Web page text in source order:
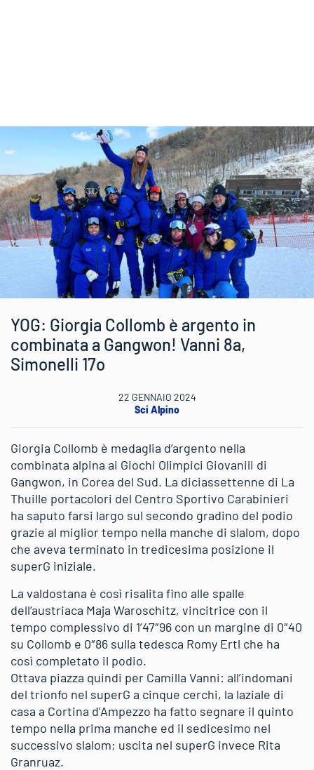
YOG: Giorgia Collomb è argento in
combinata a Gangwon! Vanni 8a,
Simonelli 17o
22 GENNAIO 2024
Sci Alpino
Giorgia Collomb è medaglia d’argento nella
combinata alpina ai Giochi Olimpici Giovanili di
Gangwon, in Corea del Sud. La diciassettenne di La
Thuille portacolori del Centro Sportivo Carabinieri
ha saputo farsi largo sul secondo gradino del podio
grazie al miglior tempo nella manche di slalom, dopo
che aveva terminato in tredicesima posizione il
superG iniziale.
La valdostana è così risalita fino alle spalle
dell’austriaca Maja Waroschitz, vincitrice con il
tempo complessivo di 1’47″96 con un margine di 0″40
su Collomb e 0″86 sulla tedesca Romy Ertl che ha
così completato il podio.
Ottava piazza quindi per Camilla Vanni: all’indomani
del trionfo nel superG a cinque cerchi, la laziale di
casa a Cortina d’Ampezzo ha fatto segnare il quinto
tempo nella prima manche ed il sedicesimo nel
successivo slalom; uscita nel superG invece Rita
Granruaz.